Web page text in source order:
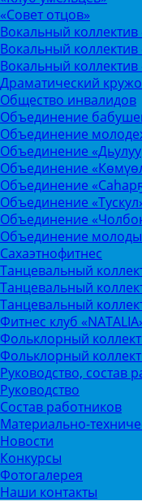
«Совет отцов»
Вокальный коллектив
Вокальный коллектив
Вокальный
Драматический
Общество инвалидов
Объединение
Объединение
Объединение
Объединение
Объединение
Объединение
Объединение
Объединение
Сахаэтнофитнес
Танцевальный
Танцевальный
Танцевальный
Фитнес клуб
Фольклорный
Фольклорный
Руководство, состав
Руководство
Состав работников
Материально-
Новости
Конкурсы
Фотогалерея
Наши контакты